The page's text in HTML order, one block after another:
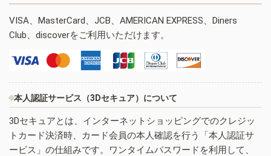
VISA、MasterCard、JCB、AMERICAN EXPRESS、Diners
Club、discoverをご利用いただけます。
本人認証サービス（3Dセキュア）について
3Dセキュアとは、インターネットショッピングでのクレジッ
トカード決済時、カード会員の本人確認を行う「本人認証サ
ービス」の仕組みです。ワンタイムパスワードを利用して、